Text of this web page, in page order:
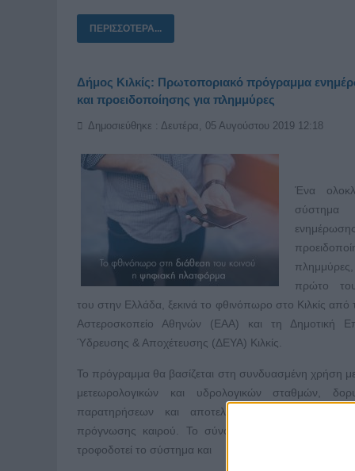
ΠΕΡΙΣΣΌΤΕΡΑ...
Δήμος Κιλκίς: Πρωτοποριακό πρόγραμμα
και προειδοποίησης για πλημμύρες
Δημοσιεύθηκε : Δευτέρα, 05 Αυγούστου 2019 12:18
Ένα
σύστημα
πρώτο
του στην Ελλάδα, ξεκινά το φθινόπωρο στο Κιλκίς από
Αστεροσκοπείο Αθηνών (ΕΑΑ) και τη Δημοτική
Ύδρευσης & Αποχέτευσης (ΔΕΥΑ) Κιλκίς.
Το πρόγραμμα θα βασίζεται στη συνδυασμένη χρήση
μετεωρολογικών και υδρολογικών σταθμών,
παρατηρήσεων και αποτελεσμάτων αριθμητικών
πρόγνωσης καιρού. Το σύνολο αυτών των
τροφοδοτεί το σύστημα και